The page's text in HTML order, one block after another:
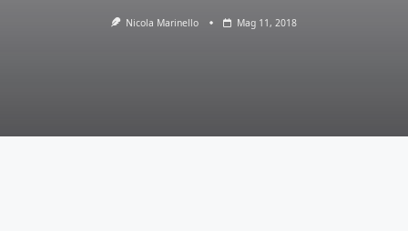
Nicola Marinello Mag 11, 2018